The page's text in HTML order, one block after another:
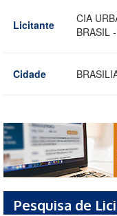
Licitante
CIA
BRASIL
Cidade
Pesquisa de